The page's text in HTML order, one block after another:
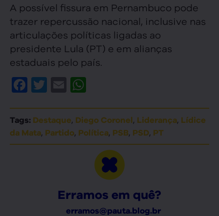
A possível fissura em Pernambuco pode
trazer repercussão nacional, inclusive nas
articulações políticas ligadas ao
presidente Lula (PT) e em alianças
estaduais pelo país.
Facebook
Twitter
Email
Tags: Destaque, Diego Coronel, Liderança, Lídice
da Mata, Partido, Política, PSB, PSD, PT
Erramos em quê?
erramos@pauta.blog.br